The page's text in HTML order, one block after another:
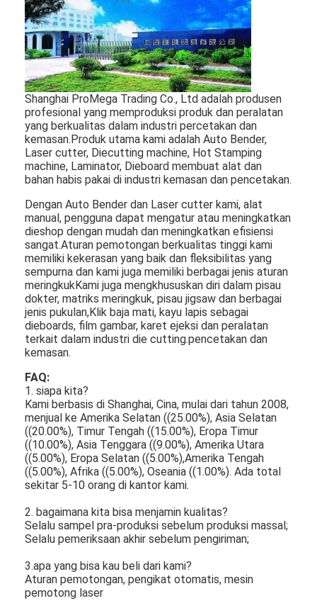
Tentang kami
Tur Pabrik
Kontrol kualitas
Hubungi kami
Berita
Kasus
Laser cutting mesin
Memotong baja aturan
Die Cutting Consumables
mati peralatan pemotongan
Mesin Auto Bender
mesin laminating industri
Buku membuat mesin
Mesin Kemasan otomatis
Otomatis Mesin Percetakan
Posting Tekan Peralatan
Pra Tekan Peralatan
Perlengkapan lainnya
Shanghai ProMega Trading Co., Ltd adalah produsen
profesional yang memproduksi produk dan peralatan
yang berkualitas dalam industri percetakan dan
kemasan.Produk utama kami adalah Auto Bender,
Laser cutter, Diecutting machine, Hot Stamping
machine, Laminator, Dieboard membuat alat dan
bahan habis pakai di industri kemasan dan pencetakan.
Dengan Auto Bender dan Laser cutter kami, alat
manual, pengguna dapat mengatur atau meningkatkan
dieshop dengan mudah dan meningkatkan efisiensi
sangat.Aturan pemotongan berkualitas tinggi kami
memiliki kekerasan yang baik dan fleksibilitas yang
sempurna dan kami juga memiliki berbagai jenis aturan
meringkukKami juga mengkhususkan diri dalam pisau
dokter, matriks meringkuk, pisau jigsaw dan berbagai
jenis pukulan,Klik baja mati, kayu lapis sebagai
dieboards, film gambar, karet ejeksi dan peralatan
terkait dalam industri die cutting.pencetakan dan
kemasan.
FAQ:
1. siapa kita?
Kami berbasis di Shanghai, Cina, mulai dari tahun 2008,
menjual ke Amerika Selatan ((25.00%), Asia Selatan
((20.00%), Timur Tengah ((15.00%), Eropa Timur
((10.00%), Asia Tenggara ((9.00%), Amerika Utara
((5.00%), Eropa Selatan ((5.00%),Amerika Tengah
((5.00%), Afrika ((5.00%), Oseania ((1.00%). Ada total
sekitar 5-10 orang di kantor kami.
2. bagaimana kita bisa menjamin kualitas?
Selalu sampel pra-produksi sebelum produksi massal;
Selalu pemeriksaan akhir sebelum pengiriman;
3.apa yang bisa kau beli dari kami?
Aturan pemotongan, pengikat otomatis, mesin
pemotong laser